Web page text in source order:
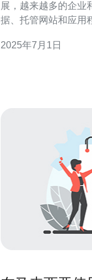
展，越来越多的企业
据、托管网站和应用
云服务器呢？本文将
2025年7月1日